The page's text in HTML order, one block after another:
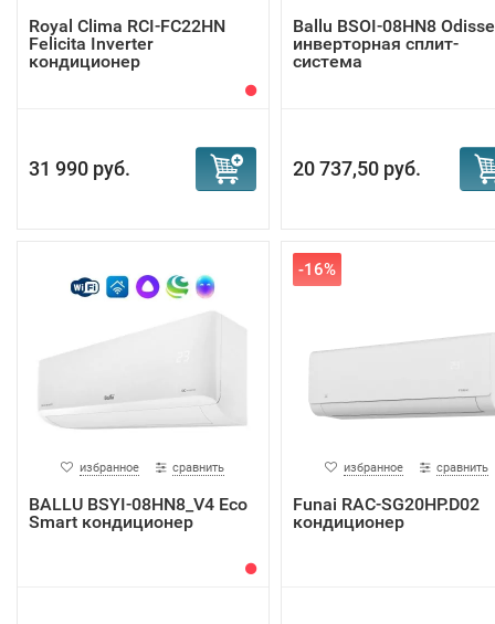
Royal Clima RCI-FC22HN
Felicita Inverter
кондиционер
31 990 руб.
Ballu BSOI-08HN8
инверторная сплит-
система
20 737,50 руб.
избранное сравнить
BALLU BSYI-08HN8_V4 Eco
Smart кондиционер
-16%
избранное сравнить
Funai RAC-SG20HP.D02
кондиционер